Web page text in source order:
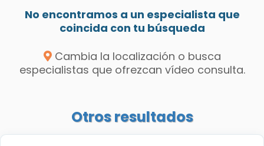
No encontramos a un especialista que
coincida con tu búsqueda
Cambia la localización o busca
especialistas que ofrezcan vídeo consulta.
Otros resultados